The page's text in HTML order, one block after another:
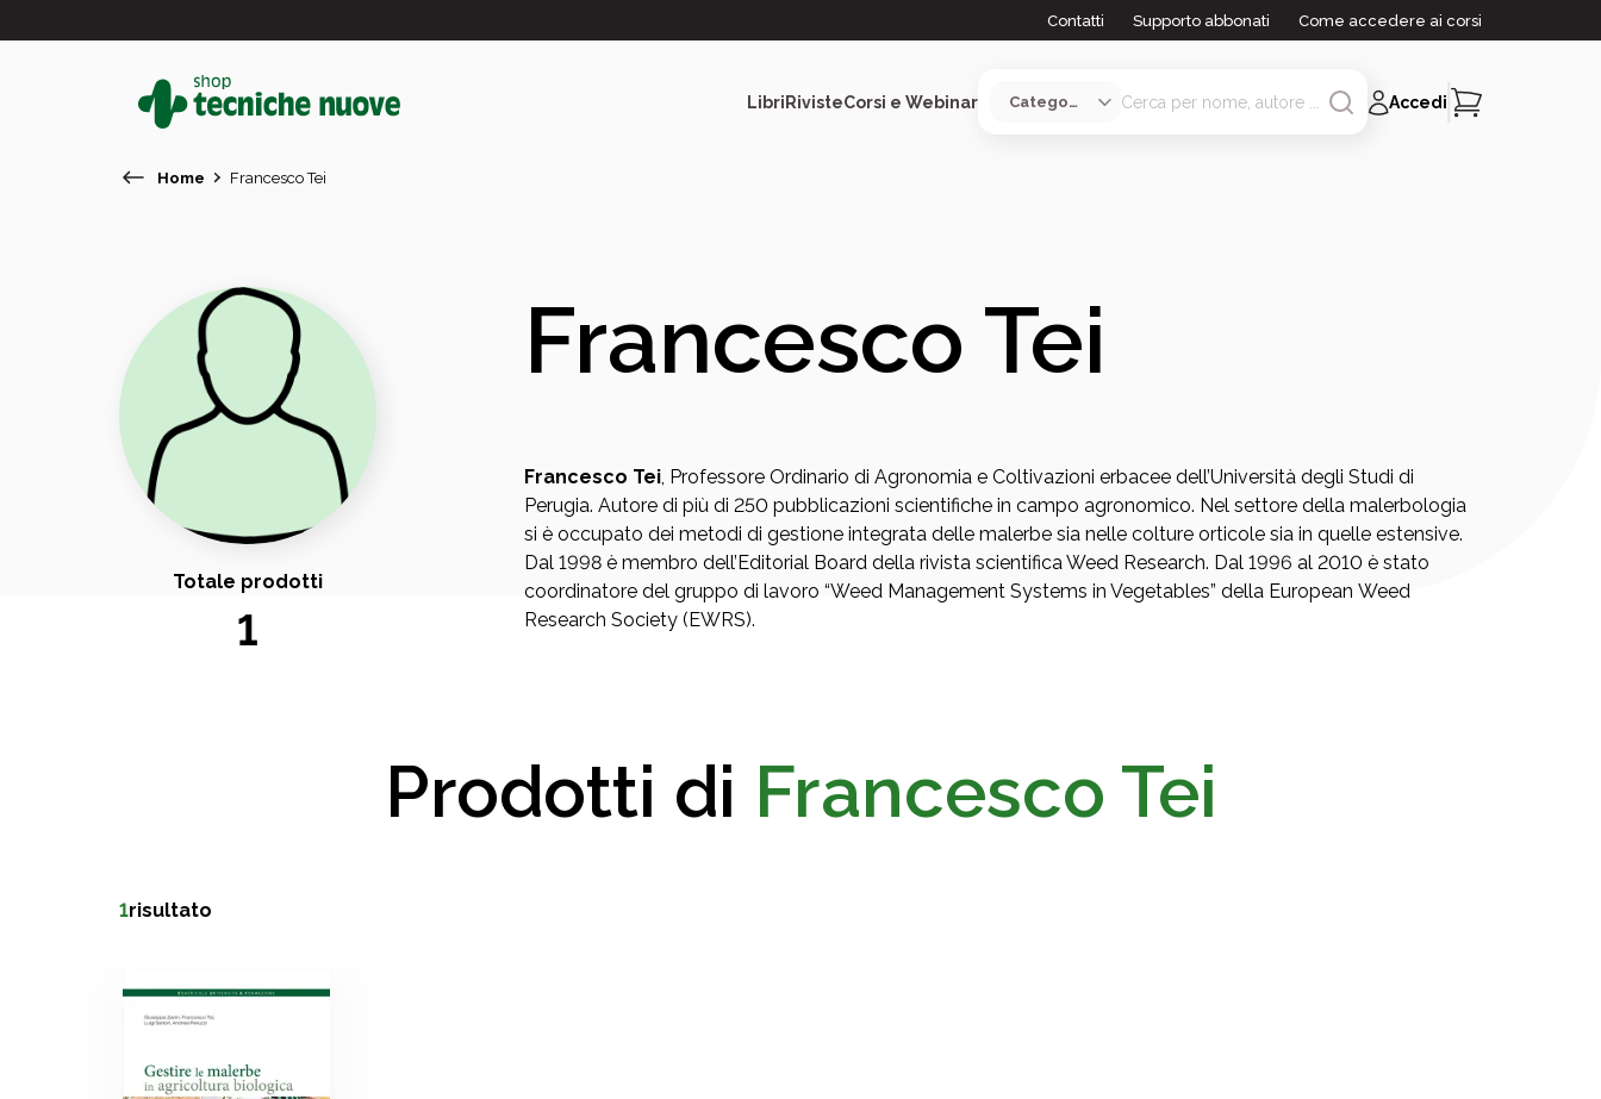
Contatti Supporto abbonati Come accedere ai corsi
LibriRivisteCorsi e Webinar
In primo piano
Accedi
Home Francesco Tei
Totale prodotti
1
Francesco Tei
Francesco Tei , Professore Ordinario di Agronomia e Coltivazioni erbacee dell’Università degli Studi di
Perugia. Autore di più di 250 pubblicazioni scientifiche in campo agronomico. Nel settore della malerbologia
si è occupato dei metodi di gestione integrata delle malerbe sia nelle colture orticole sia in quelle estensive.
Dal 1998 è membro dell’Editorial Board della rivista scientifica Weed Research. Dal 1996 al 2010 è stato
coordinatore del gruppo di lavoro “Weed Management Systems in Vegetables” della European Weed
Research Society (EWRS).
Prodotti di Francesco Tei
1risultato